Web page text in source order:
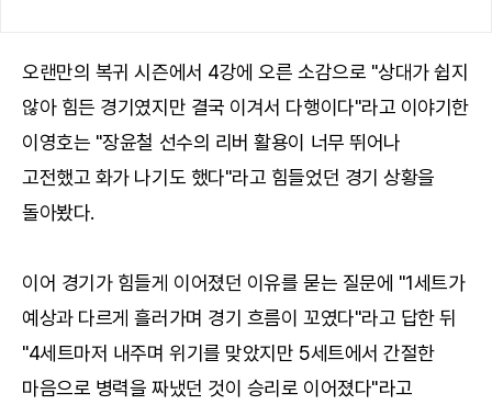
오랜만의 복귀 시즌에서 4강에 오른 소감으로 "상대가 쉽지
않아 힘든 경기였지만 결국 이겨서 다행이다"라고 이야기한
이영호는 "장윤철 선수의 리버 활용이 너무 뛰어나
고전했고 화가 나기도 했다"라고 힘들었던 경기 상황을
돌아봤다.
이어 경기가 힘들게 이어졌던 이유를 묻는 질문에 "1세트가
예상과 다르게 흘러가며 경기 흐름이 꼬였다"라고 답한 뒤
"4세트마저 내주며 위기를 맞았지만 5세트에서 간절한
마음으로 병력을 짜냈던 것이 승리로 이어졌다"라고